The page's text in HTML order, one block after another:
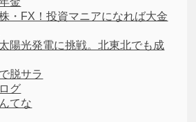
・FX！投資マニアになれば大金
陽光発電に挑戦。北東北でも成
脱サラ
グ
てな